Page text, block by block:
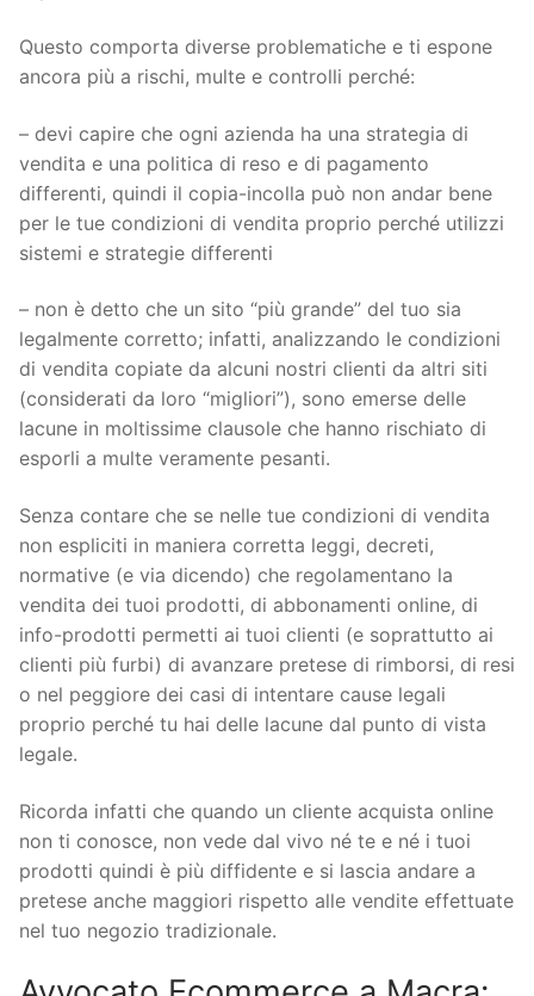
Questo comporta diverse problematiche e ti espone
ancora più a rischi, multe e controlli perché:
– devi capire che ogni azienda ha una strategia di
vendita e una politica di reso e di pagamento
differenti, quindi il copia-incolla può non andar bene
per le tue condizioni di vendita proprio perché utilizzi
sistemi e strategie differenti
– non è detto che un sito “più grande” del tuo sia
legalmente corretto; infatti, analizzando le condizioni
di vendita copiate da alcuni nostri clienti da altri siti
(considerati da loro “migliori”), sono emerse delle
lacune in moltissime clausole che hanno rischiato di
esporli a multe veramente pesanti.
Senza contare che se nelle tue condizioni di vendita
non espliciti in maniera corretta leggi, decreti,
normative (e via dicendo) che regolamentano la
vendita dei tuoi prodotti, di abbonamenti online, di
info-prodotti permetti ai tuoi clienti (e soprattutto ai
clienti più furbi) di avanzare pretese di rimborsi, di resi
o nel peggiore dei casi di intentare cause legali
proprio perché tu hai delle lacune dal punto di vista
legale.
Ricorda infatti che quando un cliente acquista online
non ti conosce, non vede dal vivo né te e né i tuoi
prodotti quindi è più diffidente e si lascia andare a
pretese anche maggiori rispetto alle vendite effettuate
nel tuo negozio tradizionale.